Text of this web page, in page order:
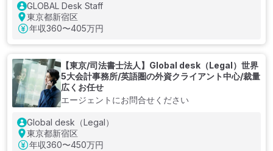
GLOBAL Desk Staff
東京都新宿区
年収360〜405万円
【東京/司法書士法人】Global desk（Legal）世界
5大会計事務所/英語圏の外資クライアント中心/裁量
広くお任せ
エージェントにお問合せください
Global desk（Legal）
東京都新宿区
年収360〜450万円